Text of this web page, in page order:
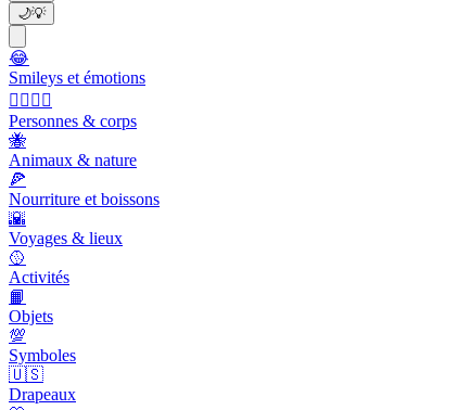
🌙💡
😂
Smileys et émotions
👩‍❤️‍💋‍👨
Personnes & corps
🐝
Animaux & nature
🍕
Nourriture et boissons
🌇
Voyages & lieux
🥎
Activités
📙
Objets
💯
Symboles
🇺🇸
Drapeaux